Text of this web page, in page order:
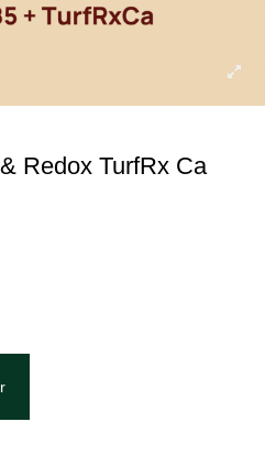
Redox TurfRx Ca